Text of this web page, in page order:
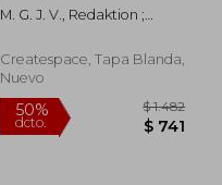
Schleswig-Holstein:
LBO Schleswig-
M. G. J. V., Redaktion ;
Createspace, Tapa Blanda,
Nuevo